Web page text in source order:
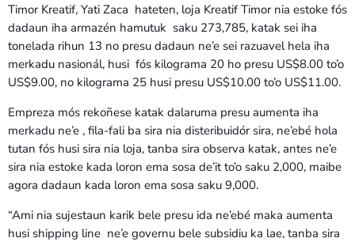
Timor Kreatif, Yati Zaca hateten, loja Kreatif Timor nia estoke fós
dadaun iha armazén hamutuk saku 273,785, katak sei iha
tonelada rihun 13 no presu dadaun ne’e sei razuavel hela iha
merkadu nasionál, husi fós kilograma 20 ho presu US$8.00 to’o
US$9.00, no kilograma 25 husi presu US$10.00 to’o US$11.00.
Empreza mós rekoñese katak dalaruma presu aumenta iha
merkadu ne’e , fila-fali ba sira nia disteribuidór sira, ne’ebé hola
tutan fós husi sira nia loja, tanba sira observa katak, antes ne’e
sira nia estoke kada loron ema sosa de’it to’o saku 2,000, maibe
agora dadaun kada loron ema sosa saku 9,000.
“Ami nia sujestaun karik bele presu ida ne’ebé maka aumenta
husi shipping line ne’e governu bele subsidiu ka lae, tanba sira